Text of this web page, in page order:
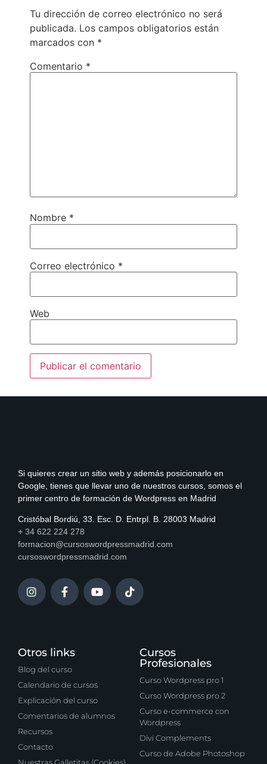
Tu dirección de correo electrónico no será
publicada. Los campos obligatorios están
marcados con *
Comentario *
Nombre *
Correo electrónico *
Web
Si quieres crear un sitio web y además posicionarlo en
Google, tienes que llevar uno de nuestros cursos, somos el
primer centro de formación de Wordpress en Madrid
Cristóbal Bordiú, 33. Esc. D. Entrpl. B. 28003 Madrid
+ 34 622 224 278
formacion@cursoswordpressmadrid.com
cursoswordpressmadrid.com
Otros links
Blog del curso
Calendario de cursos
Explicación del curso
Comentarios de alumnos
Recursos
Contacto
Cursos
Profesionales
Curso Wordpress pro 1
Curso Wordpress pro 2
Curso e-commerce con
Wordpress
Divi Complements
Curso de Adobe Photoshop